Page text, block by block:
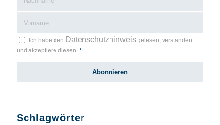
Ich habe den Datenschutzhinweisgelesen, verstanden
und akzeptiere diesen. *
Schlagwörter